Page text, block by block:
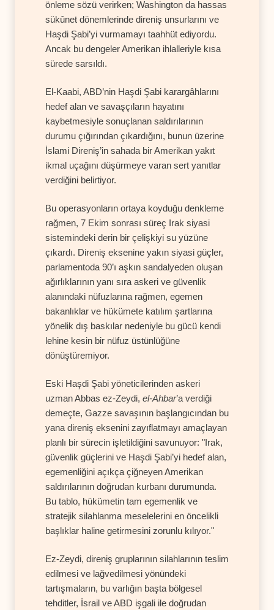
önleme sözü verirken; Washington da hassas
sükûnet dönemlerinde direniş unsurlarını ve
Haşdi Şabi’yi vurmamayı taahhüt ediyordu.
Ancak bu dengeler Amerikan ihlalleriyle kısa
sürede sarsıldı.
El-Kaabi, ABD’nin Haşdi Şabi karargâhlarını
hedef alan ve savaşçıların hayatını
kaybetmesiyle sonuçlanan saldırılarının
durumu çığırından çıkardığını, bunun üzerine
İslami Direniş’in sahada bir Amerikan yakıt
ikmal uçağını düşürmeye varan sert yanıtlar
verdiğini belirtiyor.
Bu operasyonların ortaya koyduğu denkleme
rağmen, 7 Ekim sonrası süreç Irak siyasi
sistemindeki derin bir çelişkiyi su yüzüne
çıkardı. Direniş eksenine yakın siyasi güçler,
parlamentoda 90’ı aşkın sandalyeden oluşan
ağırlıklarının yanı sıra askeri ve güvenlik
alanındaki nüfuzlarına rağmen, egemen
bakanlıklar ve hükümete katılım şartlarına
yönelik dış baskılar nedeniyle bu gücü kendi
lehine kesin bir nüfuz üstünlüğüne
dönüştüremiyor.
Eski Haşdi Şabi yöneticilerinden askeri
uzman Abbas ez-Zeydi, el-Ahbar’a verdiği
demeçte, Gazze savaşının başlangıcından bu
yana direniş eksenini zayıflatmayı amaçlayan
planlı bir sürecin işletildiğini savunuyor: "Irak,
güvenlik güçlerini ve Haşdi Şabi’yi hedef alan,
egemenliğini açıkça çiğneyen Amerikan
saldırılarının doğrudan kurbanı durumunda.
Bu tablo, hükümetin tam egemenlik ve
stratejik silahlanma meselelerini en öncelikli
başlıklar haline getirmesini zorunlu kılıyor."
Ez-Zeydi, direniş gruplarının silahlarının teslim
edilmesi ve lağvedilmesi yönündeki
tartışmaların, bu varlığın başta bölgesel
tehditler, İsrail ve ABD işgali ile doğrudan